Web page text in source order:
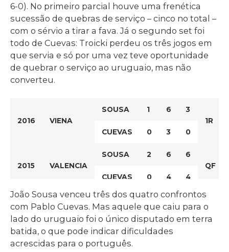
6-0). No primeiro parcial houve uma frenética
sucessão de quebras de serviço – cinco no total –
com o sérvio a tirar a fava. Já o segundo set foi
todo de Cuevas: Troicki perdeu os três jogos em
que servia e só por uma vez teve oportunidade
de quebrar o serviço ao uruguaio, mas não
converteu.
2016 VIENA
SOUSA 1 6
3
1R
CUEVAS
0 3 0
2015 VALENCIA
SOUSA 2 6
6
QF
CUEVAS
0 4 4
2014 BASTAD
CUEVAS 2 6 6 F
SOUSA 0 2 1
João Sousa venceu três dos quatro confrontos
com Pablo Cuevas. Mas aquele que caiu para o
lado do uruguaio foi o único disputado em terra
batida, o que pode indicar dificuldades
acrescidas para o português.